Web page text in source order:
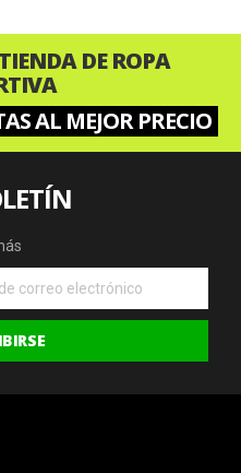
DE ROPA
AL MEJOR PRECIO